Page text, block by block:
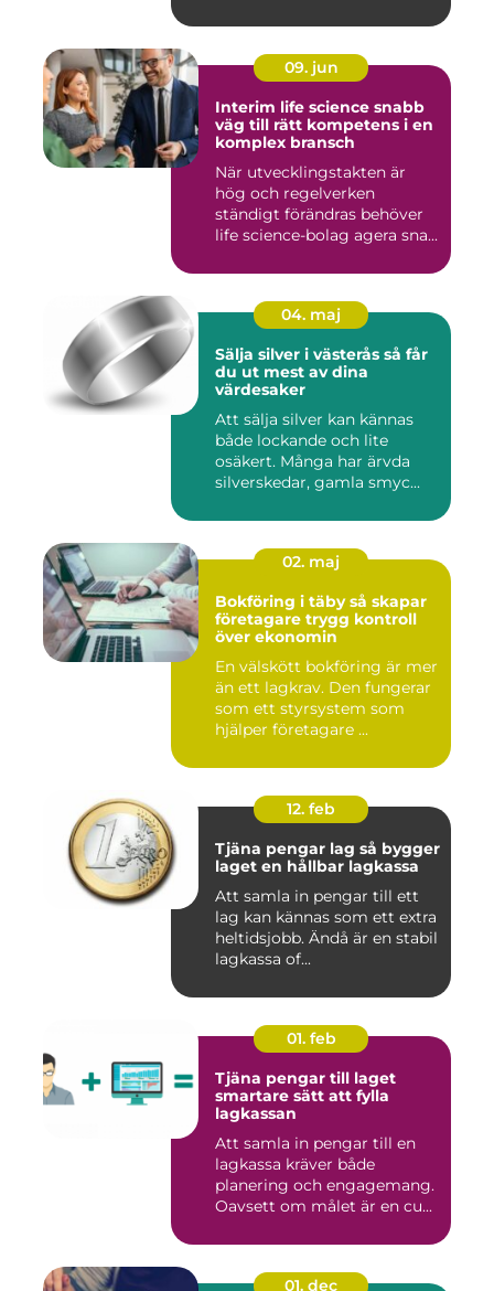
09. jun
Interim life science snabb
väg till rätt kompetens i en
komplex bransch
När utvecklingstakten är
hög och regelverken
ständigt förändras behöver
life science-bolag agera sna...
04. maj
Sälja silver i västerås så får
du ut mest av dina
värdesaker
Att sälja silver kan kännas
både lockande och lite
osäkert. Många har ärvda
silverskedar, gamla smyc...
02. maj
Bokföring i täby så skapar
företagare trygg kontroll
över ekonomin
En välskött bokföring är mer
än ett lagkrav. Den fungerar
som ett styrsystem som
hjälper företagare ...
12. feb
Tjäna pengar lag så bygger
laget en hållbar lagkassa
Att samla in pengar till ett
lag kan kännas som ett extra
heltidsjobb. Ändå är en stabil
lagkassa of...
01. feb
Tjäna pengar till laget
smartare sätt att fylla
lagkassan
Att samla in pengar till en
lagkassa kräver både
planering och engagemang.
Oavsett om målet är en cu...
01. dec